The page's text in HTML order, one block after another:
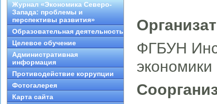
Журнал «Экономика Северо-
Запада: проблемы и
перспективы развития»
Образовательная деятельность
Целевое обучение
Административная
информация
Противодействие коррупции
Фотогалерея
Карта сайта
ФГБУН